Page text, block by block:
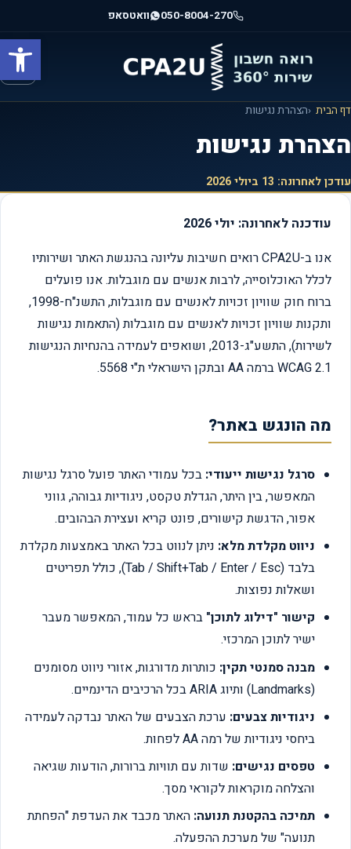
פתח
050-8004-270 וואטסאפ
דף הבית הצהרת נגישות
הצהרת נגישות
עודכן לאחרונה: 13 ביולי 2026
עודכנה לאחרונה: יולי 2026
אנו ב-CPA2U רואים חשיבות עליונה בהנגשת האתר ושירותיו
לכלל האוכלוסייה, לרבות אנשים עם מוגבלות. אנו פועלים
ברוח חוק שוויון זכויות לאנשים עם מוגבלות, התשנ"ח-1998,
ותקנות שוויון זכויות לאנשים עם מוגבלות (התאמות נגישות
לשירות), התשע"ג-2013, ושואפים לעמידה בהנחיות הנגישות
WCAG 2.1 ברמה AA ובתקן הישראלי ת"י 5568.
מה הונגש באתר?
סרגל נגישות ייעודי: בכל עמודי האתר פועל סרגל נגישות
המאפשר, בין היתר, הגדלת טקסט, ניגודיות גבוהה, גווני
אפור, הדגשת קישורים, פונט קריא ועצירת הבהובים.
ניווט מקלדת מלא: ניתן לנווט בכל האתר באמצעות מקלדת
בלבד (Tab / Shift+Tab / Enter / Esc), כולל תפריטים
ושאלות נפוצות.
קישור "דילוג לתוכן" בראש כל עמוד, המאפשר מעבר
ישיר לתוכן המרכזי.
מבנה סמנטי תקין: כותרות מדורגות, אזורי ניווט מסומנים
(Landmarks) ותיוג ARIA בכל הרכיבים הדינמיים.
ניגודיות צבעים: ערכת הצבעים של האתר נבדקה לעמידה
ביחסי ניגודיות של רמה AA לפחות.
טפסים נגישים: שדות עם תוויות ברורות, הודעות שגיאה
והצלחה מוקראות לקוראי מסך.
תמיכה בהקטנת תנועה: האתר מכבד את העדפת "הפחתת
תנועה" של מערכת ההפעלה.